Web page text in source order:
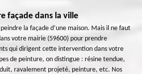
façade dans la ville
la façade d’une maison. Mais il ne faut
votre mairie (59600) pour prendre
qui dirigent cette intervention dans votre
de peinture, on distingue : résine tendue,
ravalement projeté, peinture, etc. Nos